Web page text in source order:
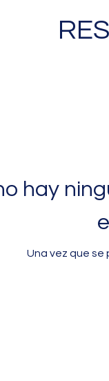
hay
Una vez que se